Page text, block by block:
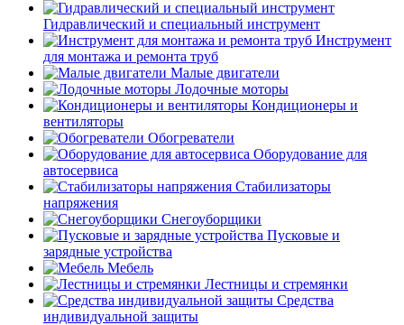
Гидравлический и специальный инструмент
Инструмент
для монтажа и ремонта труб
Малые двигатели
Лодочные моторы
Кондиционеры и
вентиляторы
Обогреватели
Оборудование для
автосервиса
Стабилизаторы
напряжения
Снегоуборщики
Пусковые и
зарядные устройства
Мебель
Лестницы и стремянки
Средства
индивидуальной защиты